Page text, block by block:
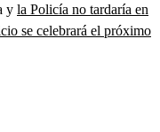
y la Policía no tardaría en
se celebrará el próximo